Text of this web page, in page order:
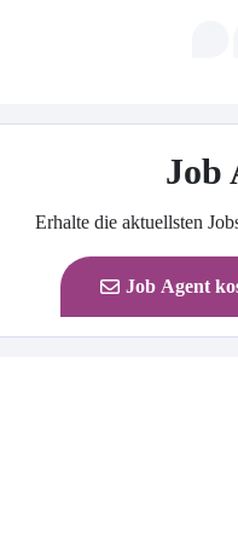
Job
Erhalte die aktuellsten
Job Agent